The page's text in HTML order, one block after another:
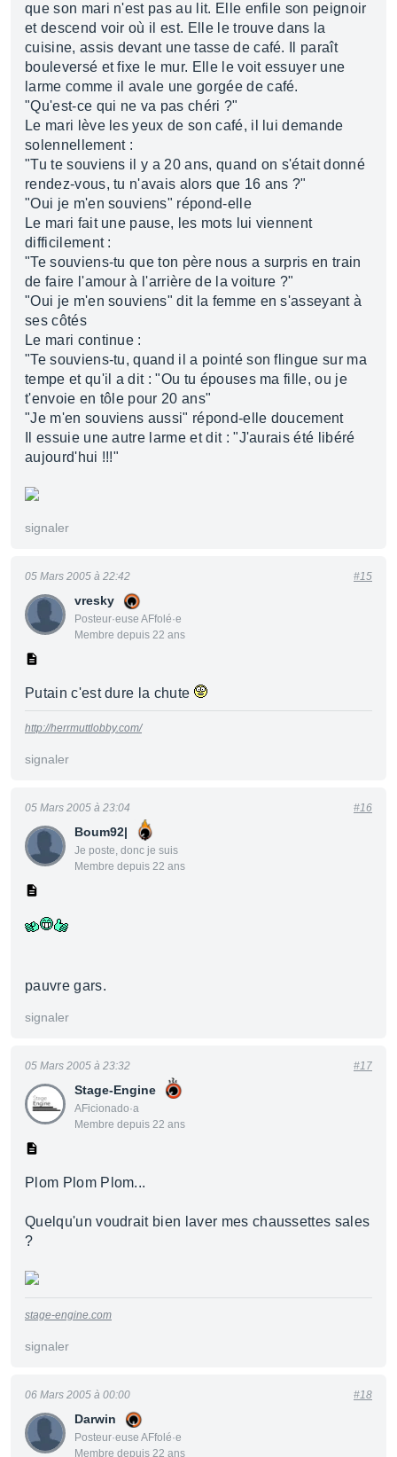
que son mari n'est pas au lit. Elle enfile son peignoir
et descend voir où il est. Elle le trouve dans la
cuisine, assis devant une tasse de café. Il paraît
bouleversé et fixe le mur. Elle le voit essuyer une
larme comme il avale une gorgée de café.
"Qu'est-ce qui ne va pas chéri ?"
Le mari lève les yeux de son café, il lui demande
solennellement :
"Tu te souviens il y a 20 ans, quand on s'était donné
rendez-vous, tu n'avais alors que 16 ans ?"
"Oui je m'en souviens" répond-elle
Le mari fait une pause, les mots lui viennent
difficilement :
"Te souviens-tu que ton père nous a surpris en train
de faire l'amour à l'arrière de la voiture ?"
"Oui je m'en souviens" dit la femme en s'asseyant à
ses côtés
Le mari continue :
"Te souviens-tu, quand il a pointé son flingue sur ma
tempe et qu'il a dit : "Ou tu épouses ma fille, ou je
t'envoie en tôle pour 20 ans"
"Je m'en souviens aussi" répond-elle doucement
Il essuie une autre larme et dit : "J'aurais été libéré
aujourd'hui !!!"
signaler
vresky
Posteur·euse AFfolé·e
Membre depuis 22 ans
05 Mars 2005 à 22:42 #15
Putain c'est dure la chute
http://herrmuttlobby.com/
signaler
Boum92|
Je poste, donc je suis
Membre depuis 22 ans
05 Mars 2005 à 23:04 #16
pauvre gars.
signaler
Stage-Engine
AFicionado·a
Membre depuis 22 ans
05 Mars 2005 à 23:32 #17
Plom Plom Plom...
Quelqu'un voudrait bien laver mes chaussettes sales
?
stage-engine.com
signaler
Darwin
Posteur·euse AFfolé·e
Membre depuis 22 ans
06 Mars 2005 à 00:00 #18